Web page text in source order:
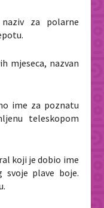
za polarne
mjeseca, nazvan
ime za poznatu
teleskopom
koji je dobio ime
plave boje.